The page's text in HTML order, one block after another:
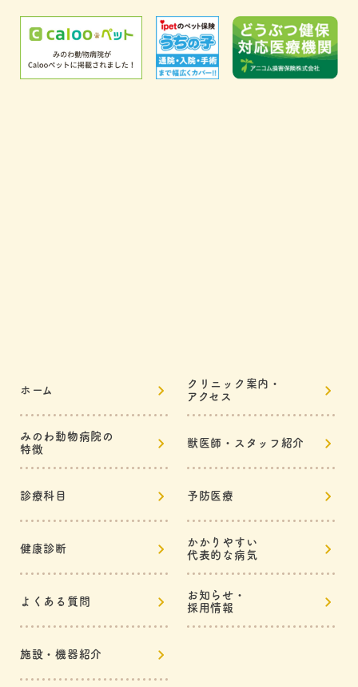
ホーム
クリニック案内・
アクセス
みのわ動物病院の
特徴
獣医師・スタッフ紹介
診療科目 予防医療
健康診断
かかりやすい
代表的な病気
よくある質問
お知らせ・
採用情報
施設・機器紹介